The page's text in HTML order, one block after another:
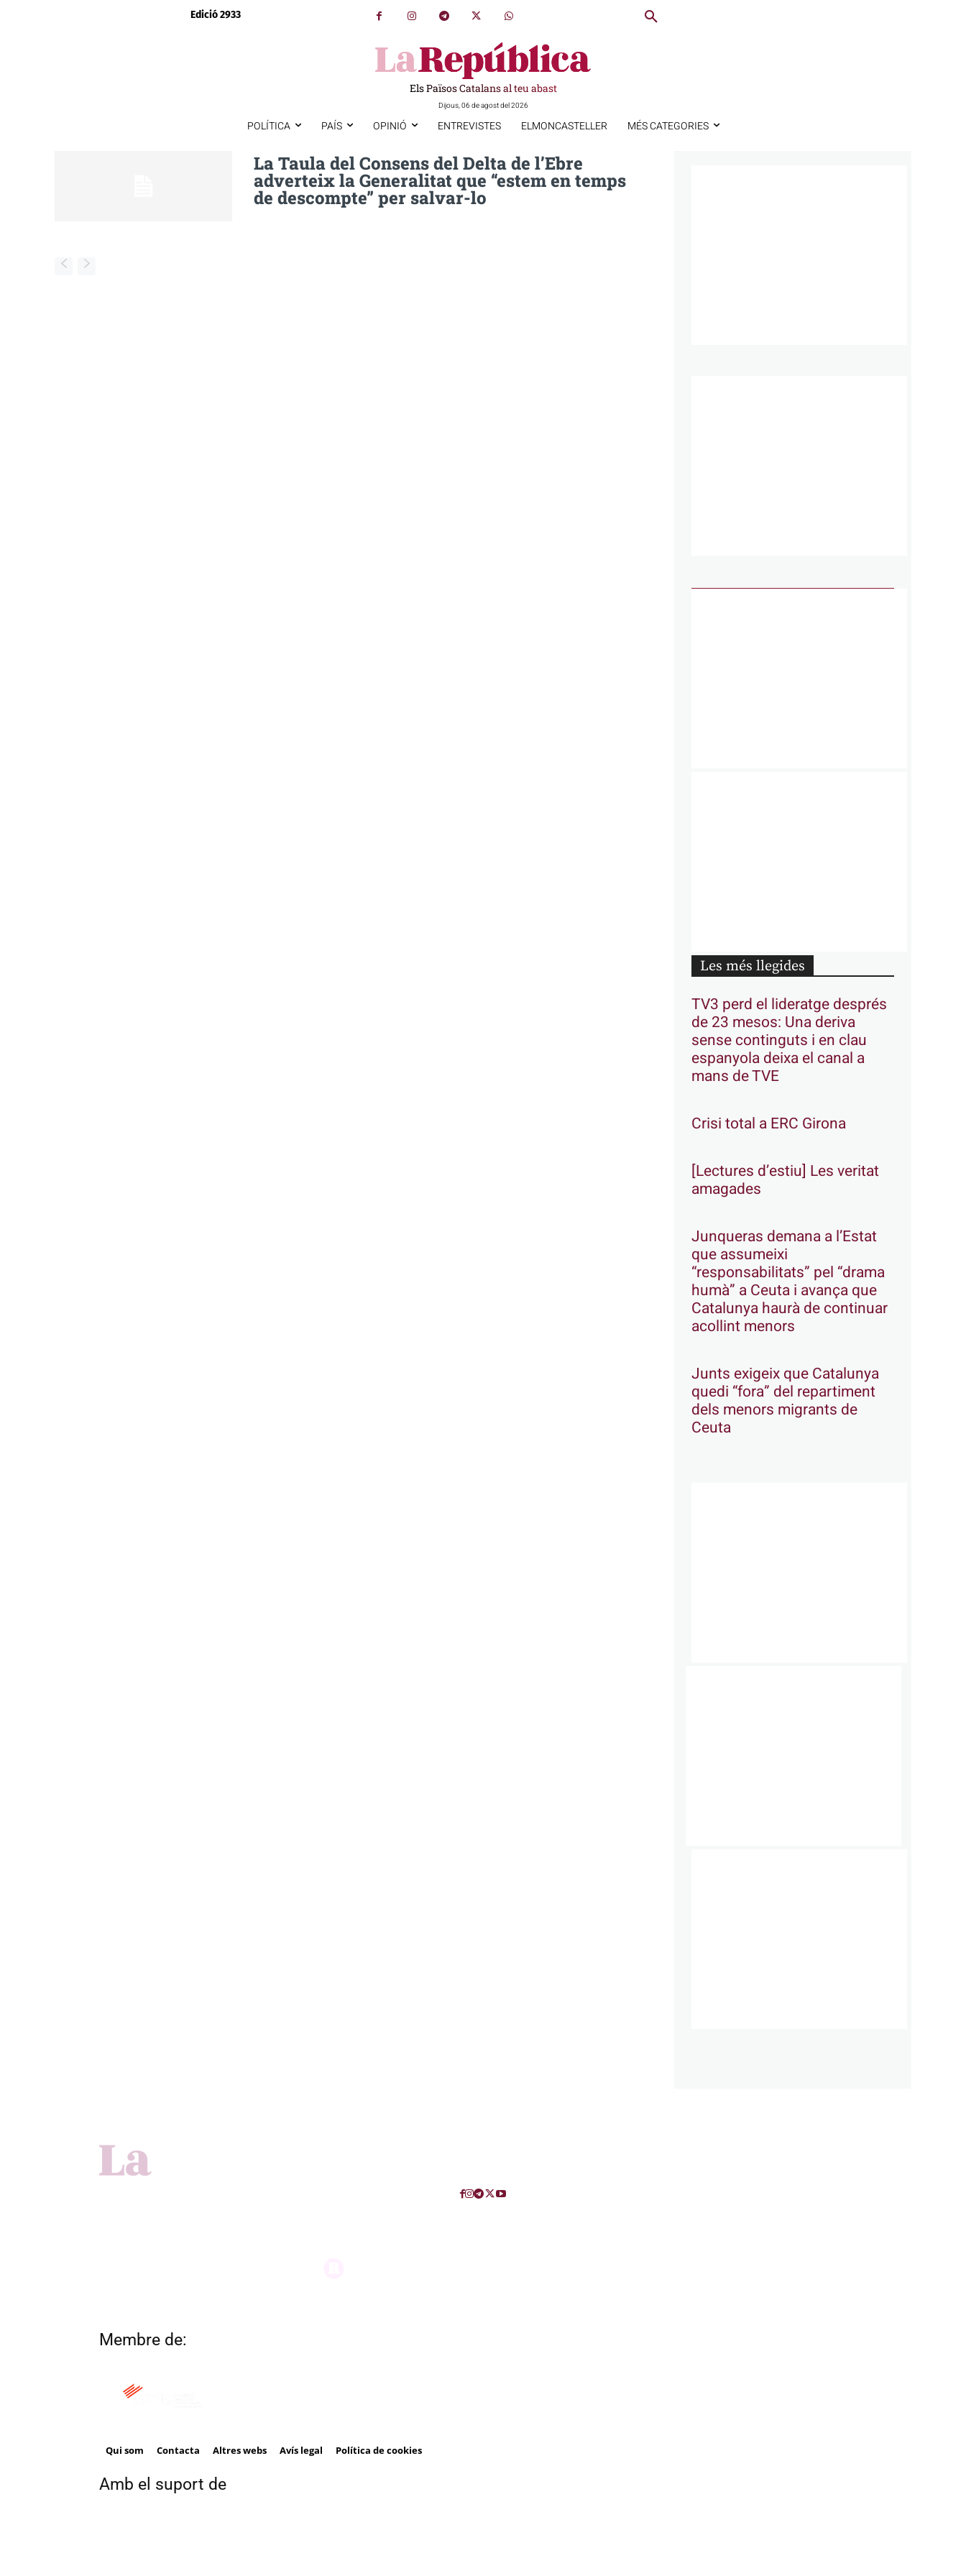
Edició 2933
Els Països Catalans al teu abast
Dijous, 06 de agost del 2026
POLÍTICA PAÍS OPINIÓ ENTREVISTES ELMONCASTELLER MÉS CATEGORIES
La Taula del Consens del Delta de l’Ebre
adverteix la Generalitat que “estem en temps
de descompte” per salvar-lo
Les més llegides
TV3 perd el lideratge després
de 23 mesos: Una deriva
sense continguts i en clau
espanyola deixa el canal a
mans de TVE
Crisi total a ERC Girona
[Lectures d’estiu] Les veritat
amagades
Junqueras demana a l’Estat
que assumeixi
“responsabilitats” pel “drama
humà” a Ceuta i avança que
Catalunya haurà de continuar
acollint menors
Junts exigeix que Catalunya
quedi “fora” del repartiment
dels menors migrants de
Ceuta
Membre de:
Qui som Contacta Altres webs Avís legal Política de cookies
Amb el suport de